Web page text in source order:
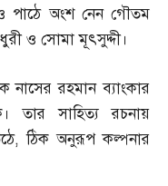
পাঠে অংশ নেন গৌতম
ও সোমা মূৎসুদ্দী।
নাসের রহমান ব্যাংকার
তার সাহিত্য রচনায়
,ঠিক অনুরূপ কল্পনার